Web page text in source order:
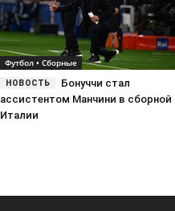
Футбол • Сборные
Бонуччи стал
ассистентом Манчини в сборной
Италии